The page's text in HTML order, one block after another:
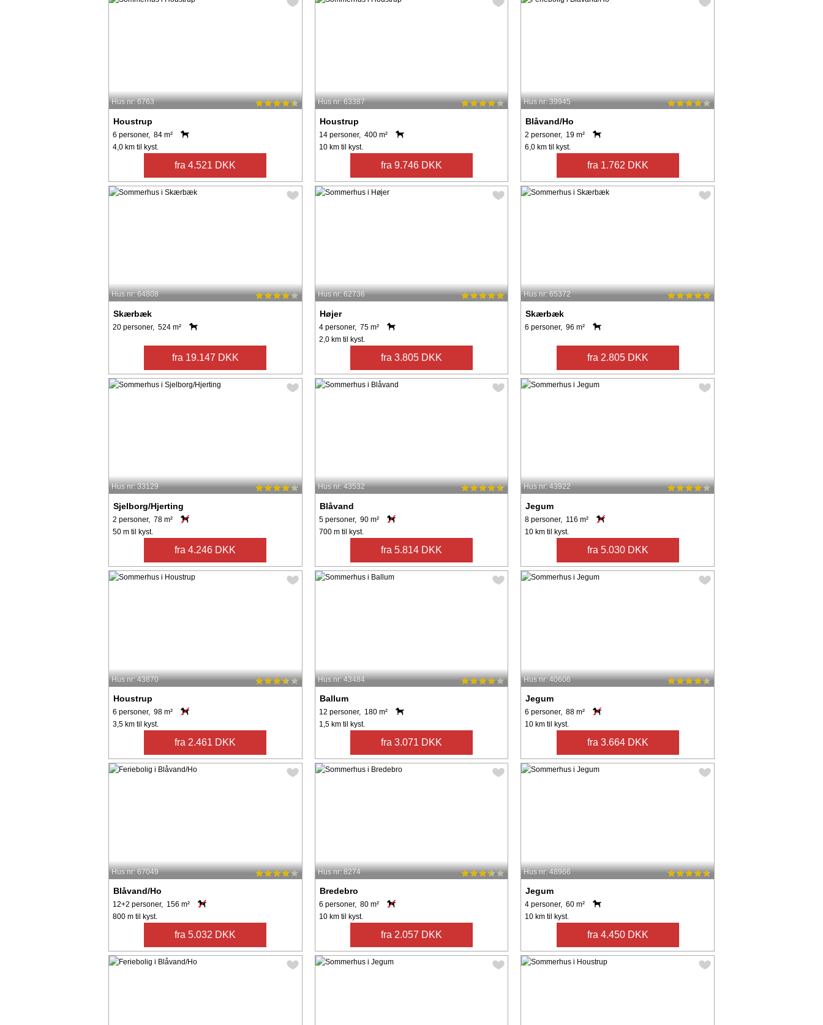
Hus nr: 6763
Houstrup
6 personer, 84 m²
4,0 km til kyst.
fra 4.521 DKK
Hus nr: 63387
Houstrup
14 personer, 400 m²
10 km til kyst.
fra 9.746 DKK
Hus nr: 39945
Blåvand/Ho
2 personer, 19 m²
6,0 km til kyst.
fra 1.762 DKK
Hus nr: 64808
Skærbæk
20 personer, 524 m²
fra 19.147 DKK
Hus nr: 62736
Højer
4 personer, 75 m²
2,0 km til kyst.
fra 3.805 DKK
Hus nr: 65372
Skærbæk
6 personer, 96 m²
fra 2.805 DKK
Hus nr: 33129
Sjelborg/Hjerting
2 personer, 78 m²
50 m til kyst.
fra 4.246 DKK
Hus nr: 43532
Blåvand
5 personer, 90 m²
700 m til kyst.
fra 5.814 DKK
Hus nr: 43922
Jegum
8 personer, 116 m²
10 km til kyst.
fra 5.030 DKK
Hus nr: 43870
Houstrup
6 personer, 98 m²
3,5 km til kyst.
fra 2.461 DKK
Hus nr: 43484
Ballum
12 personer, 180 m²
1,5 km til kyst.
fra 3.071 DKK
Hus nr: 40606
Jegum
6 personer, 88 m²
10 km til kyst.
fra 3.664 DKK
Hus nr: 67049
Blåvand/Ho
12+2 personer, 156 m²
800 m til kyst.
fra 5.032 DKK
Hus nr: 8274
Bredebro
6 personer, 80 m²
10 km til kyst.
fra 2.057 DKK
Hus nr: 48966
Jegum
4 personer, 60 m²
10 km til kyst.
fra 4.450 DKK